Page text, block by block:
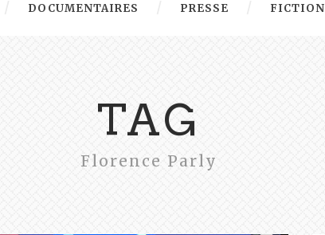
DOCUMENTAIRES PRESSE FICTION
TAG
Florence Parly